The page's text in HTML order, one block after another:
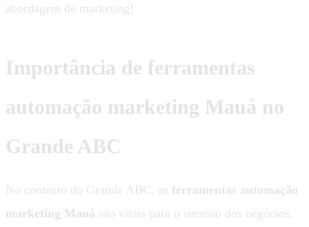
abordagem de marketing!
Importância de ferramentas
automação marketing Mauá no
Grande ABC
No contexto do Grande ABC, as ferramentas automação
marketing Mauá são vitais para o sucesso dos negócios.